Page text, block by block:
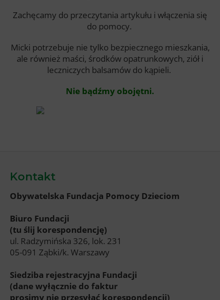
Zachęcamy do przeczytania artykułu i włączenia się
do pomocy.
Micki potrzebuje nie tylko bezpiecznego mieszkania,
ale również maści, środków opatrunkowych, ziół i
leczniczych balsamów do kąpieli.
Nie bądźmy obojętni.
Kontakt
Obywatelska Fundacja Pomocy Dzieciom
Biuro Fundacji
(tu ślij korespondencję)
ul. Radzymińska 326, lok. 231
05-091 Ząbki/k. Warszawy
Siedziba rejestracyjna Fundacji
(dane wyłącznie do faktur
prosimy nie przesyłać korespondencji)